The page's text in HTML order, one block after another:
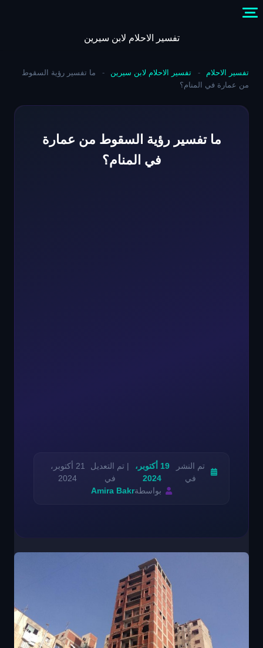
content
تفسير الاحلام لابن سيرين
تفسير الاحلام - تفسير الاحلام لابن سيرين -
ما تفسير رؤية السقوط
من عمارة في المنام؟
ما تفسير رؤية السقوط من عمارة
في المنام؟
تم النشر
في
19 أكتوبر،
2024
| تم التعديل
في
21 أكتوبر،
2024
بواسطةAmira Bakr